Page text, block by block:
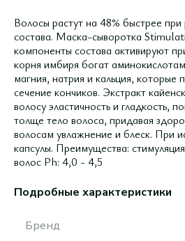
Волосы растут на 48% быстрее
состава. Маска-сыворотка
компоненты состава активируют
корня имбиря богат
магния, натрия и кальция,
сечение кончиков. Экстракт
волосу эластичность и гладкость,
толще тело волоса, придавая
волосам увлажнение и блеск. При
капсулы. Преимущества:
волос Ph: 4,0 - 4,5
Подробные характеристики
Бренд